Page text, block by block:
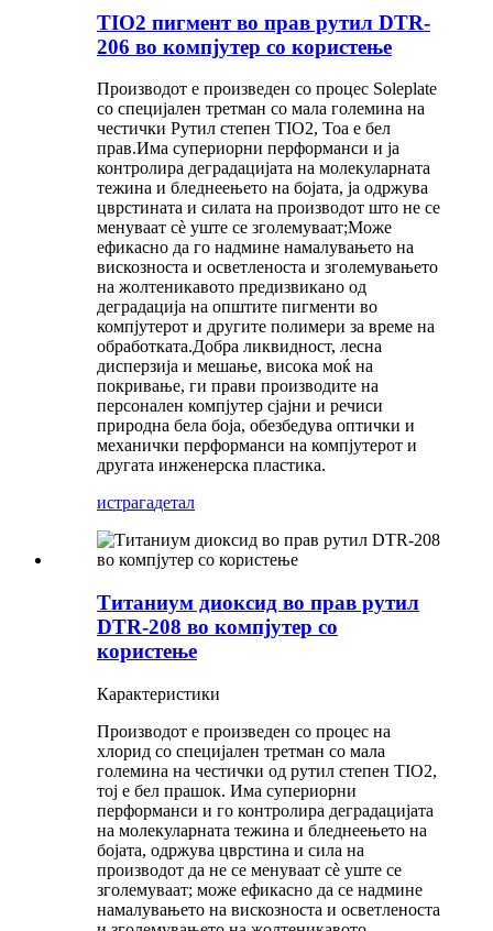
TIO2 пигмент во прав рутил DTR-
206 во компјутер со користење
Производот е произведен со процес Soleplate
со специјален третман со мала големина на
честички Рутил степен TIO2, Тоа е бел
прав.Има супериорни перформанси и ја
контролира деградацијата на молекуларната
тежина и бледнеењето на бојата, ја одржува
цврстината и силата на производот што не се
менуваат сè уште се зголемуваат;Може
ефикасно да го надмине намалувањето на
вискозноста и осветленоста и зголемувањето
на жолтеникавото предизвикано од
деградација на општите пигменти во
компјутерот и другите полимери за време на
обработката.Добра ликвидност, лесна
дисперзија и мешање, висока моќ на
покривање, ги прави производите на
персонален компјутер сјајни и речиси
природна бела боја, обезбедува оптички и
механички перформанси на компјутерот и
другата инженерска пластика.
истрагадетал
Титаниум диоксид во прав рутил
DTR-208 во компјутер со
користење
Карактеристики
Производот е произведен со процес на
хлорид со специјален третман со мала
големина на честички од рутил степен TIO2,
тој е бел прашок. Има супериорни
перформанси и го контролира деградацијата
на молекуларната тежина и бледнеењето на
бојата, одржува цврстина и сила на
производот да не се менуваат сè уште се
зголемуваат; може ефикасно да се надмине
намалувањето на вискозноста и осветленоста